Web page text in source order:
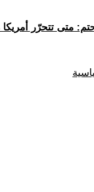
متى تتحرّر أمريكا